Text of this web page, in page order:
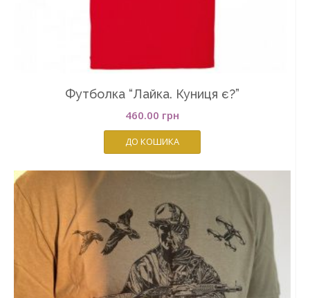
Футболка “Лайка. Куниця є?”
460.00 грн
ДО КОШИКА